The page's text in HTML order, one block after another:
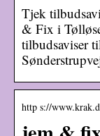
Tjek
& Fix i
tilbudsaviser
http s://